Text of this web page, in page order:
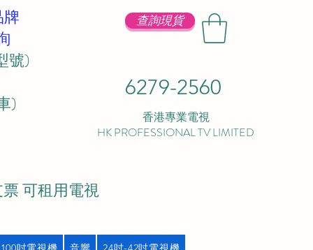
查詢現貨
6279-2560
香港專業電視
HK PROFESSIONAL TV LIMITED
號)
)
可租用電視